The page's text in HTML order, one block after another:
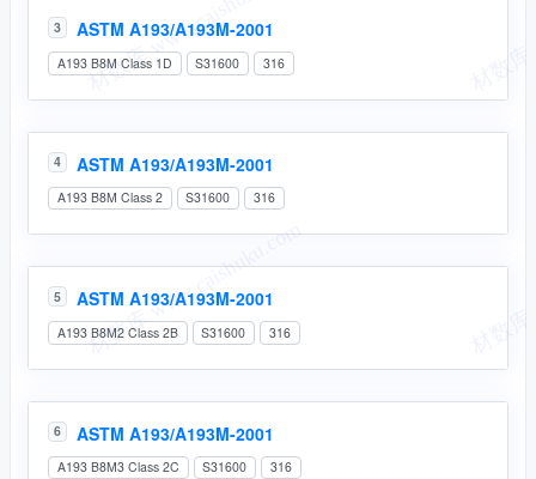
3 ASTM A193/A193M-2001
A193 B8M Class 1D S31600 316
4 ASTM A193/A193M-2001
A193 B8M Class 2 S31600 316
5 ASTM A193/A193M-2001
A193 B8M2 Class 2B S31600 316
6 ASTM A193/A193M-2001
A193 B8M3 Class 2C S31600 316